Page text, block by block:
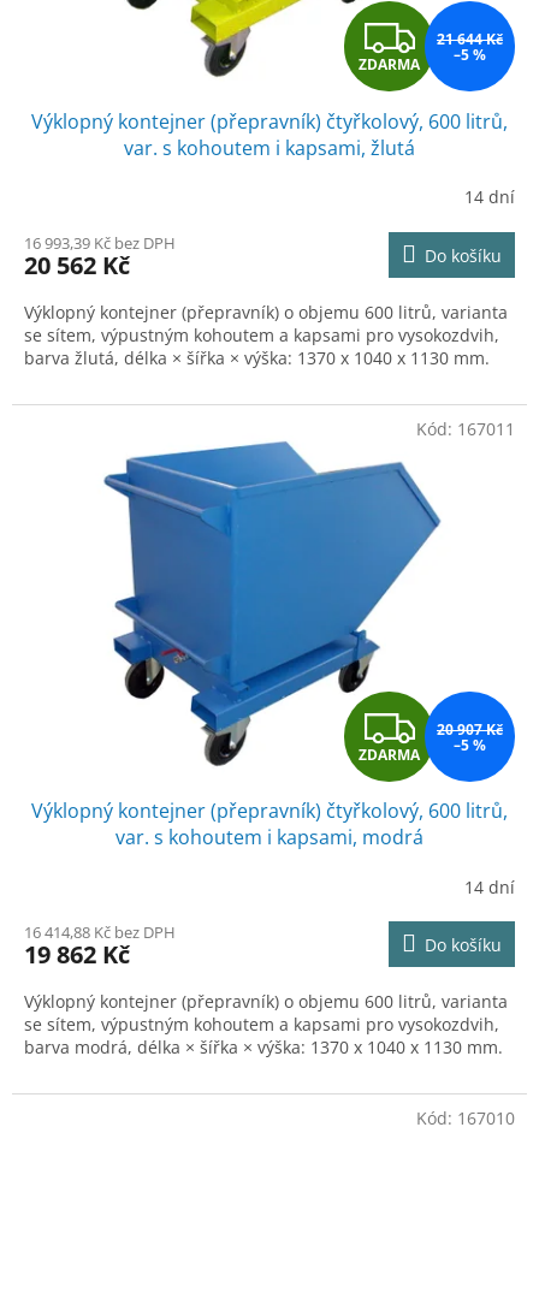
Z
D
A
M
A
ZDARMA
21 644 Kč
–5 %
Výklopný kontejner (přepravník) čtyřkolový, 600 litrů,
var. s kohoutem i kapsami, žlutá
14 dní
16 993,39 Kč bez DPH
20 562 Kč Do košíku
Výklopný kontejner (přepravník) o objemu 600 litrů, varianta
se sítem, výpustným kohoutem a kapsami pro vysokozdvih,
barva žlutá, délka × šířka × výška: 1370 x 1040 x 1130 mm.
Z
D
A
M
A
ZDARMA
20 907 Kč
–5 %
Výklopný kontejner (přepravník) čtyřkolový, 600 litrů,
var. s kohoutem i kapsami, modrá
14 dní
16 414,88 Kč bez DPH
19 862 Kč Do košíku
Výklopný kontejner (přepravník) o objemu 600 litrů, varianta
se sítem, výpustným kohoutem a kapsami pro vysokozdvih,
barva modrá, délka × šířka × výška: 1370 x 1040 x 1130 mm.
Kód: 167011
Kód: 167010